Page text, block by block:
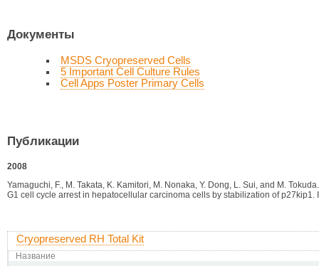
Документы
MSDS Cryopreserved Cells
5 Important Cell Culture Rules
Cell Apps Poster Primary Cells
Публикации
2008
Yamaguchi, F., M. Takata, K. Kamitori, M. Nonaka, Y. Dong, L. Sui, and M.
G1 cell cycle arrest in hepatocellular carcinoma cells by stabilization of
Cryopreserved RH Total Kit
Название